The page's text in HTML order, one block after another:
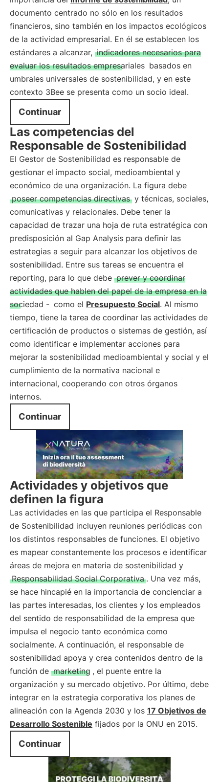
documento centrado no sólo en los resultados
financieros, sino también en los impactos ecológicos
de la actividad empresarial. En él se establecen los
estándares a alcanzar, indicadores necesarios para
evaluar los resultados empresariales basados en
umbrales universales de sostenibilidad, y en este
contexto 3Bee se presenta como un socio ideal.
Continuar
Las competencias del
Responsable de Sostenibilidad
El Gestor de Sostenibilidad es responsable de
gestionar el impacto social, medioambiental y
económico de una organización. La figura debe
poseer competencias directivas y técnicas, sociales,
comunicativas y relacionales. Debe tener la
capacidad de trazar una hoja de ruta estratégica con
predisposición al Gap Analysis para definir las
estrategias a seguir para alcanzar los objetivos de
sostenibilidad. Entre sus tareas se encuentra el
reporting, para lo que debe prever y coordinar
actividades que hablen del papel de la empresa en la
sociedad - como el Presupuesto Social. Al mismo
tiempo, tiene la tarea de coordinar las actividades de
certificación de productos o sistemas de gestión, así
como identificar e implementar acciones para
mejorar la sostenibilidad medioambiental y social y el
cumplimiento de la normativa nacional e
internacional, cooperando con otros órganos
internos.
Continuar
Actividades y objetivos que
definen la figura
Las actividades en las que participa el Responsable
de Sostenibilidad incluyen reuniones periódicas con
los distintos responsables de funciones. El objetivo
es mapear constantemente los procesos e identificar
áreas de mejora en materia de sostenibilidad y
Responsabilidad Social Corporativa . Una vez más,
se hace hincapié en la importancia de concienciar a
las partes interesadas, los clientes y los empleados
del sentido de responsabilidad de la empresa que
impulsa el negocio tanto económica como
socialmente. A continuación, el responsable de
sostenibilidad apoya y crea contenidos dentro de la
función de marketing , el puente entre la
organización y su mercado objetivo. Por último, debe
integrar en la estrategia corporativa los planes de
alineación con la Agenda 2030 y los 17 Objetivos de
Desarrollo Sostenible fijados por la ONU en 2015.
Continuar